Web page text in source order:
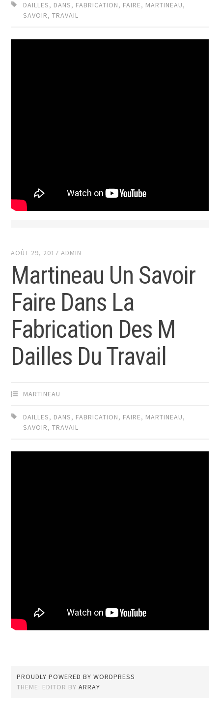
DAILLES, DANS, FABRICATION, FAIRE, MARTINEAU,
SAVOIR,TRAVAIL
AOÛT 29, 2017 ADMIN
Martineau Un Savoir
Faire Dans La
Fabrication Des M
Dailles Du Travail
MARTINEAU
DAILLES, DANS, FABRICATION, FAIRE, MARTINEAU,
SAVOIR,TRAVAIL
PROUDLY POWERED BY WORDPRESS
THEME: EDITOR BYARRAY